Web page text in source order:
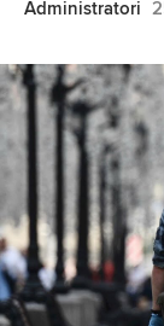
Administratori